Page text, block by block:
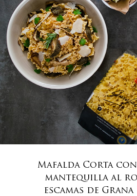
Mafalda Corta
mantequilla al
escamas de Grana